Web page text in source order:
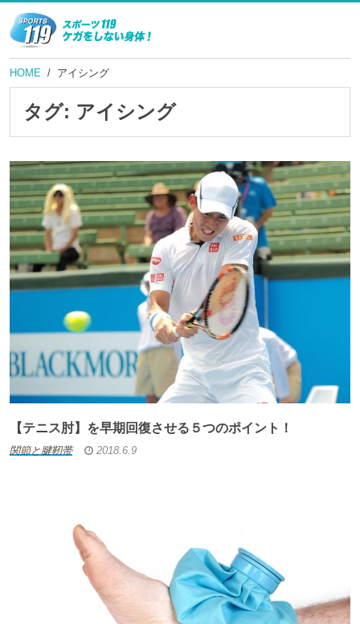
HOME アイシング
タグ: アイシング
【テニス肘】を早期回復させる５つのポイント！
関節と腱靭帯 2018.6.9